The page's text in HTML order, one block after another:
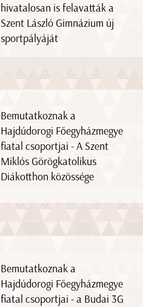
hivatalosan is felavatták a
Szent László Gimnázium új
sportpályáját
Bemutatkoznak a
Hajdúdorogi Főegyházmegye
fiatal csoportjai - A Szent
Miklós Görögkatolikus
Diákotthon közössége
Bemutatkoznak a
Hajdúdorogi Főegyházmegye
fiatal csoportjai - a Budai 3G